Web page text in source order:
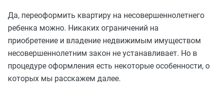
Да, переоформить квартиру на несовершеннолетнего
ребенка можно. Никаких ограничений на
приобретение и владение недвижимым имуществом
несовершеннолетним закон не устанавливает. Но в
процедуре оформления есть некоторые особенности, о
которых мы расскажем далее.